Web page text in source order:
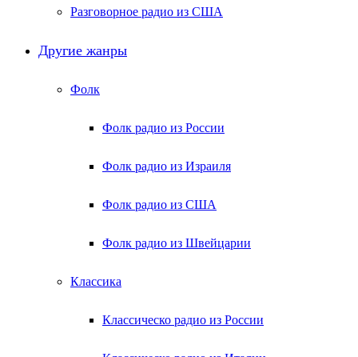
Разговорное радио из США
Другие жанры
Фолк
Фолк радио из России
Фолк радио из Израиля
Фолк радио из США
Фолк радио из Швейцарии
Классика
Классическо радио из России